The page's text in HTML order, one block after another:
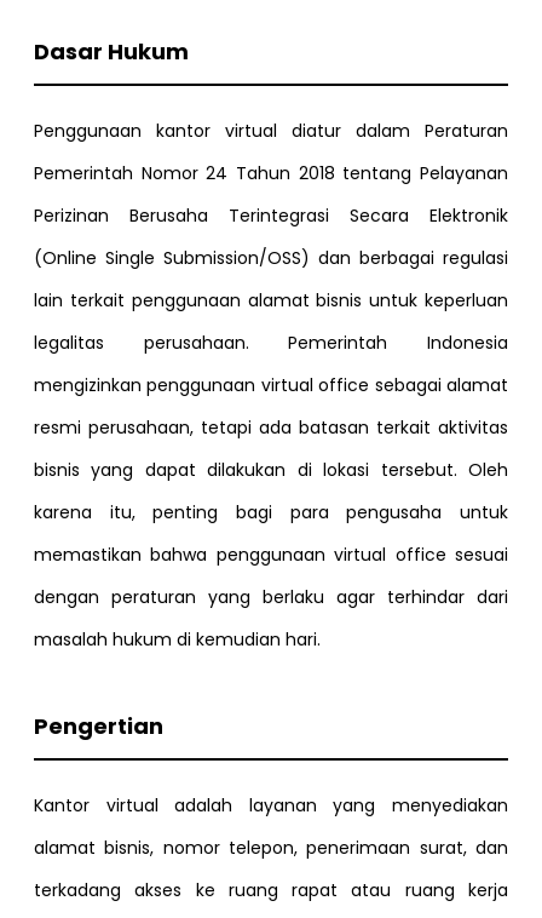
Dasar Hukum
Penggunaan kantor virtual diatur dalam Peraturan
Pemerintah Nomor 24 Tahun 2018 tentang Pelayanan
Perizinan Berusaha Terintegrasi Secara Elektronik
(Online Single Submission/OSS) dan berbagai regulasi
lain terkait penggunaan alamat bisnis untuk keperluan
legalitas perusahaan. Pemerintah Indonesia
mengizinkan penggunaan virtual office sebagai alamat
resmi perusahaan, tetapi ada batasan terkait aktivitas
bisnis yang dapat dilakukan di lokasi tersebut. Oleh
karena itu, penting bagi para pengusaha untuk
memastikan bahwa penggunaan virtual office sesuai
dengan peraturan yang berlaku agar terhindar dari
masalah hukum di kemudian hari.
Pengertian
Kantor virtual adalah layanan yang menyediakan
alamat bisnis, nomor telepon, penerimaan surat, dan
terkadang akses ke ruang rapat atau ruang kerja